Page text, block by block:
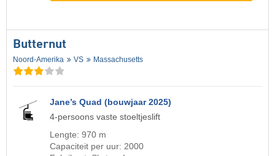
Butternut
Noord-Amerika VS Massachusetts
Jane’s Quad (bouwjaar 2025)
4-persoons vaste stoeltjeslift
Lengte: 970 m
Capaciteit per uur: 2000